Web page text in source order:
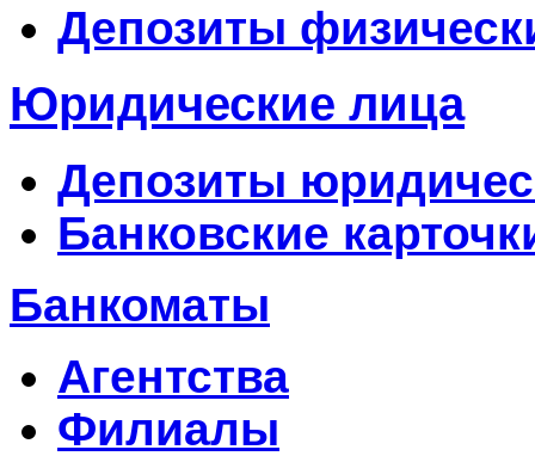
Депозиты
Юридические лица
Депозиты
Банковские
Банкоматы
Агентства
Филиалы